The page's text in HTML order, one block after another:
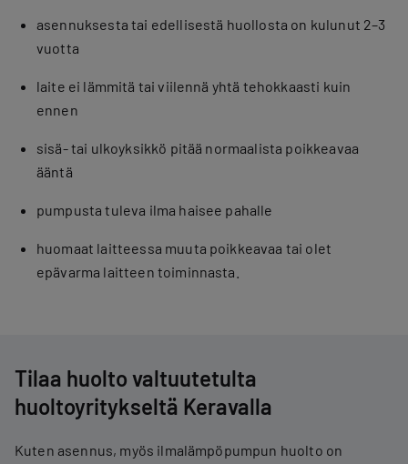
asennuksesta tai edellisestä huollosta on kulunut 2–3
vuotta
laite ei lämmitä tai viilennä yhtä tehokkaasti kuin
ennen
sisä- tai ulkoyksikkö pitää normaalista poikkeavaa
ääntä
pumpusta tuleva ilma haisee pahalle
huomaat laitteessa muuta poikkeavaa tai olet
epävarma laitteen toiminnasta.
Tilaa huolto valtuutetulta
huoltoyritykseltä Keravalla
Kuten asennus, myös ilmalämpöpumpun huolto on